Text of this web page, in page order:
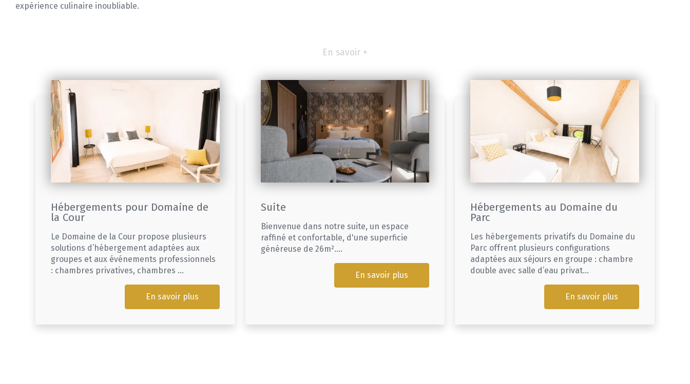
expérience culinaire inoubliable.
En savoir +
Hébergements pour Domaine de
la Cour
Le Domaine de la Cour propose plusieurs
solutions d’hébergement adaptées aux
groupes et aux événements professionnels
: chambres privatives, chambres ...
En savoir plus
Suite
Bienvenue dans notre suite, un espace
raffiné et confortable, d'une superficie
généreuse de 26m²....
En savoir plus
Hébergements au Domaine du
Parc
Les hébergements privatifs du Domaine du
Parc offrent plusieurs configurations
adaptées aux séjours en groupe : chambre
double avec salle d’eau privat...
En savoir plus